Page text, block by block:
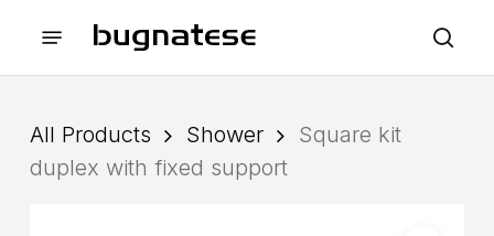
Menu
All Products Shower
Square kit
duplex with fixed support